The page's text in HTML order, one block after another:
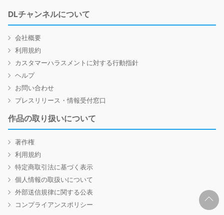
DLチャンネルについて
会社概要
利用規約
カスタマーハラスメントに対する行動指針
ヘルプ
お問い合わせ
プレスリリース・情報受付窓口
作品の取り扱いについて
著作権
利用規約
特定商取引法に基づく表示
個人情報の取扱いについて
外部送信規律に関する公表
コンプライアンスポリシー